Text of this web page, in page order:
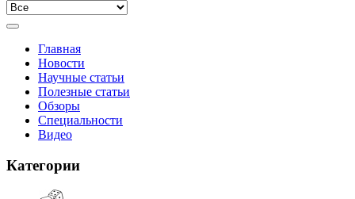
Главная
Новости
Научные статьи
Полезные статьи
Обзоры
Специальности
Видео
Категории